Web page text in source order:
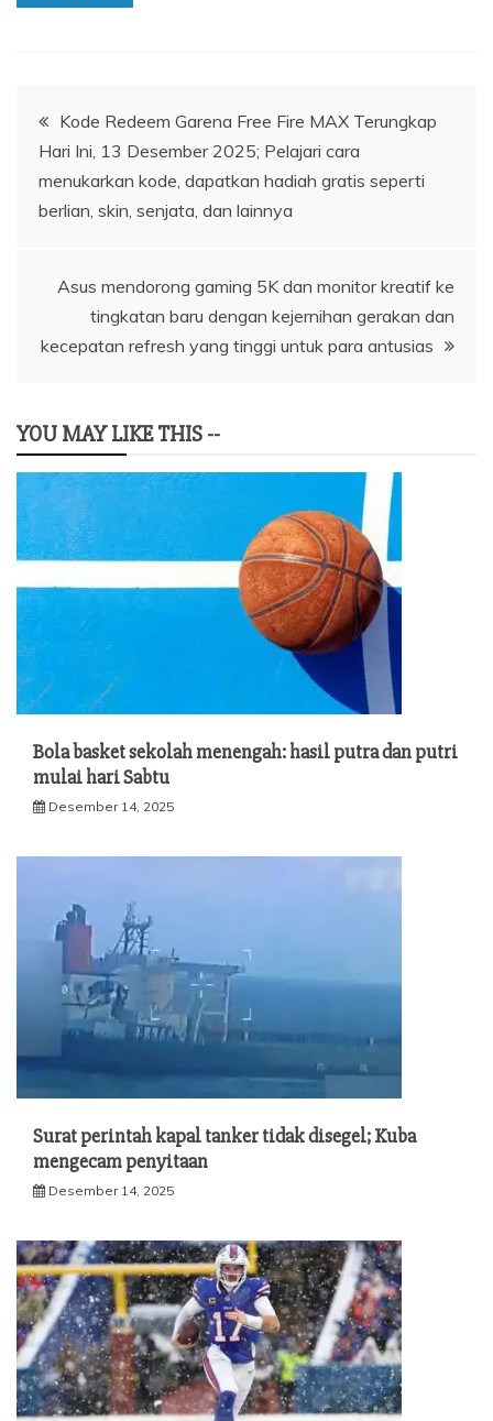
Navigasi
pos
Kode Redeem Garena Free Fire MAX Terungkap
Hari Ini, 13 Desember 2025; Pelajari cara
menukarkan kode, dapatkan hadiah gratis seperti
berlian, skin, senjata, dan lainnya
Asus mendorong gaming 5K dan monitor kreatif ke
tingkatan baru dengan kejernihan gerakan dan
kecepatan refresh yang tinggi untuk para antusias
YOU MAY LIKE THIS --
Bola basket sekolah menengah: hasil putra dan putri
mulai hari Sabtu
Desember 14, 2025
Surat perintah kapal tanker tidak disegel; Kuba
mengecam penyitaan
Desember 14, 2025